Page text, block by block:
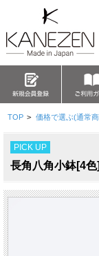
TOP > 価格で選ぶ(通常
PICK UP
長角八角小鉢[4色]